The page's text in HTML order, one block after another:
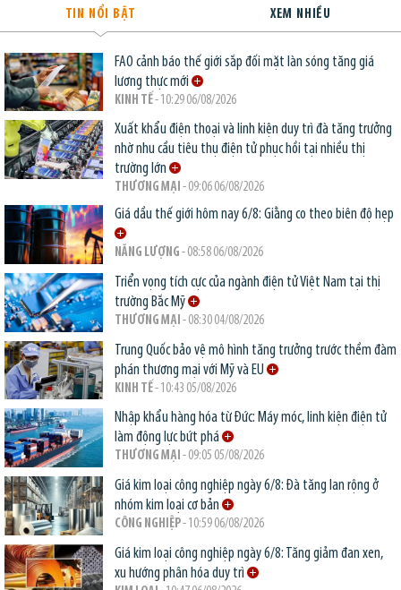
TIN NỔI BẬT XEM NHIỀU
FAO cảnh báo thế giới sắp đối mặt làn sóng tăng giá
lương thực mới
KINH TẾ- 10:29 06/08/2026
Xuất khẩu điện thoại và linh kiện duy trì đà tăng trưởng
nhờ nhu cầu tiêu thụ điện tử phục hồi tại nhiều thị
trường lớn
THƯƠNG MẠI - 09:06 06/08/2026
Giá dầu thế giới hôm nay 6/8: Giằng co theo biên độ hẹp
NĂNG LƯỢNG - 08:58 06/08/2026
Triển vọng tích cực của ngành điện tử Việt Nam tại thị
trường Bắc Mỹ
THƯƠNG MẠI - 08:30 04/08/2026
Trung Quốc bảo vệ mô hình tăng trưởng trước thềm đàm
phán thương mại với Mỹ và EU
KINH TẾ- 10:43 05/08/2026
Nhập khẩu hàng hóa từ Đức: Máy móc, linh kiện điện tử
làm động lực bứt phá
THƯƠNG MẠI - 09:05 05/08/2026
Giá kim loại công nghiệp ngày 6/8: Đà tăng lan rộng ở
nhóm kim loại cơ bản
CÔNG NGHIỆP- 10:59 06/08/2026
Giá kim loại công nghiệp ngày 6/8: Tăng giảm đan xen,
xu hướng phân hóa duy trì